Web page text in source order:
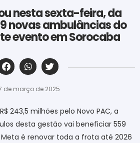
nesta sexta-feira, da
novas ambulâncias do
evento em Sorocaba
de março de 2025
243,5 milhões pelo Novo PAC, a
desta gestão vai beneficiar 559
Meta é renovar toda a frota até 2026